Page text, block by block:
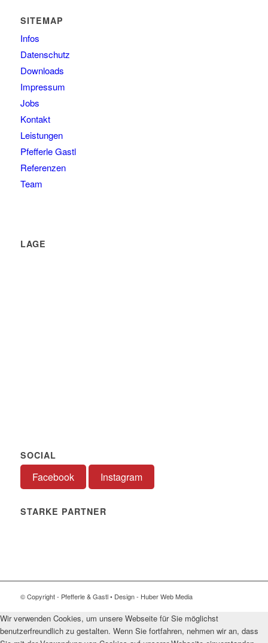
SITEMAP
Infos
Datenschutz
Downloads
Impressum
Jobs
Kontakt
Leistungen
Pfefferle Gastl
Referenzen
Team
LAGE
SOCIAL
Facebook Instagram
STARKE PARTNER
© Copyright - Pfefferle & Gastl • Design - Huber Web Media
Wir verwenden Cookies, um unsere Webseite für Sie möglichst
benutzerfreundlich zu gestalten. Wenn Sie fortfahren, nehmen wir an, dass